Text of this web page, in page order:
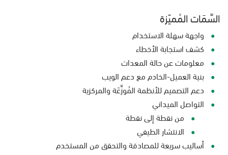
السِّمَات المُميّزة
واجهة سهلة الاستخدام
كشف استجابة الأخطاء
معلومات عن حالة المعدات
بنية العميل-الخادم مع دعم الويب
دعم التصميم للأنظمة المُوزَّعَة والمركزية
التواصل الميداني
من نقطة إلى نقطة
الانتشار الطيفي
أساليب سريعة للمصادقة والتحقق من المستخدم